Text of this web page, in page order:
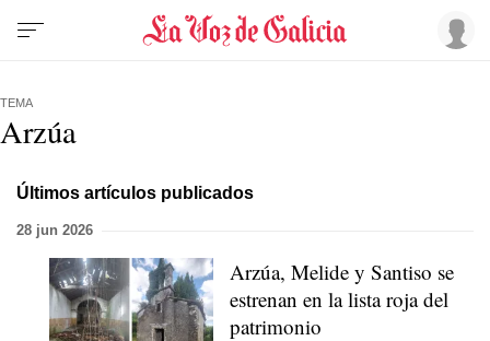
TEMA
Arzúa
Últimos artículos publicados
28 jun 2026
Arzúa, Melide y Santiso se
estrenan en la lista roja del
patrimonio